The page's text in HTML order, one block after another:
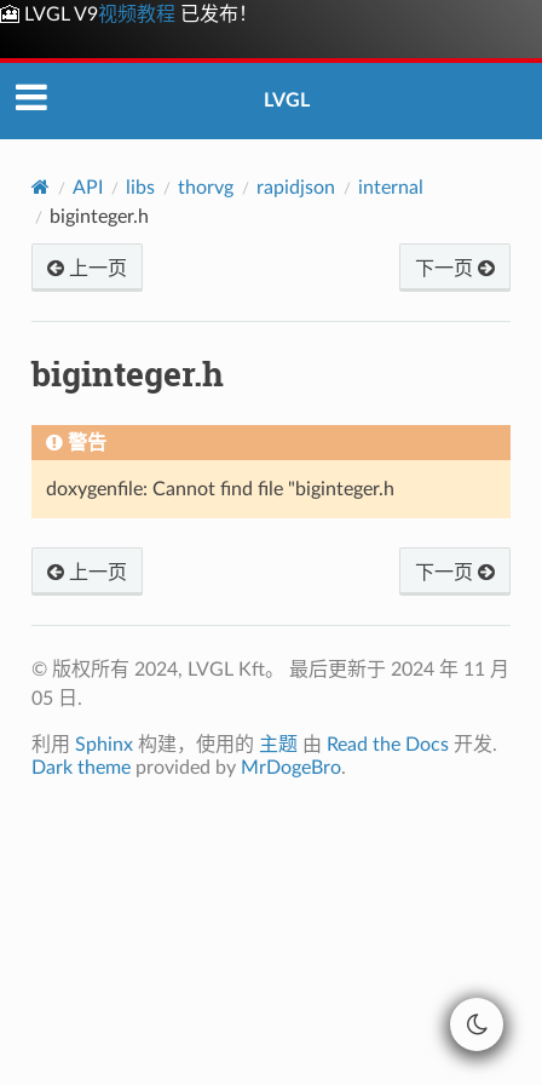
🎦 LVGL V9视频教程 已发布！
LVGL
API libs thorvg rapidjson
internal
biginteger.h
上一页 下一页
biginteger.h
警告
doxygenfile: Cannot find file "biginteger.h
上一页 下一页
© 版权所有 2024, LVGL Kft。 最后更新于 2024 年 11 月
05 日.
利用 Sphinx构建，使用的 主题 由 Read the Docs开发.
Dark themeprovided by MrDogeBro.